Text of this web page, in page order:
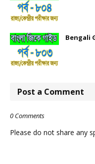
Bengali
Post a Comment
0 Comments
Please do not share any